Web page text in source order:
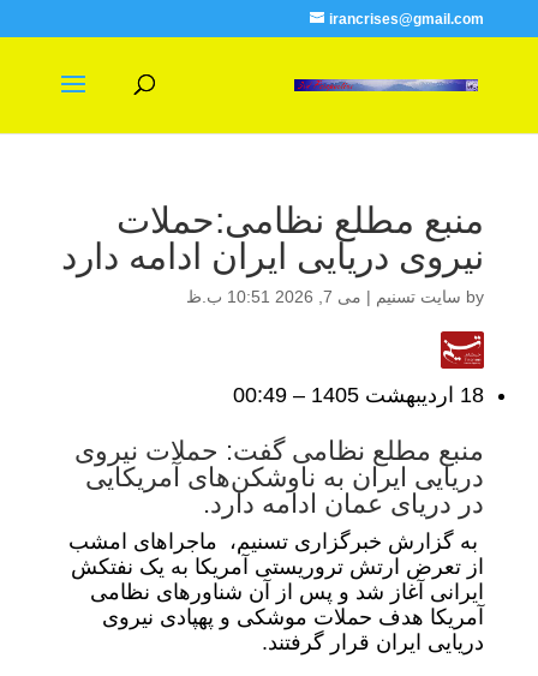
irancrises@gmail.com
منبع مطلع نظامی:حملات
نیروی دریایی ایران ادامه دارد
by سایت تسنیم | می 7, 2026 10:51 ب.ظ
18 ارديبهشت 1405 – 00:49
منبع مطلع نظامی گفت: حملات نیروی
دریایی ایران به ناوشکن‌های آمریکایی
در دریای عمان ادامه دارد.
به گزارش خبرگزاری تسنیم، ماجراهای امشب
از تعرض ارتش تروریستی آمریکا به یک نفتکش
ایرانی آغاز شد و پس از آن شناورهای نظامی
آمریکا هدف حملات موشکی و پهپادی نیروی
دریایی ایران قرار گرفتند.